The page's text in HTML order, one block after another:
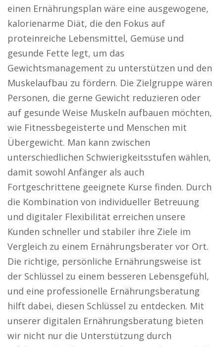
einen Ernährungsplan wäre eine ausgewogene,
kalorienarme Diät, die den Fokus auf
proteinreiche Lebensmittel, Gemüse und
gesunde Fette legt, um das
Gewichtsmanagement zu unterstützen und den
Muskelaufbau zu fördern. Die Zielgruppe wären
Personen, die gerne Gewicht reduzieren oder
auf gesunde Weise Muskeln aufbauen möchten,
wie Fitnessbegeisterte und Menschen mit
Übergewicht. Man kann zwischen
unterschiedlichen Schwierigkeitsstufen wählen,
damit sowohl Anfänger als auch
Fortgeschrittene geeignete Kurse finden. Durch
die Kombination von individueller Betreuung
und digitaler Flexibilität erreichen unsere
Kunden schneller und stabiler ihre Ziele im
Vergleich zu einem Ernährungsberater vor Ort.
Die richtige, persönliche Ernährungsweise ist
der Schlüssel zu einem besseren Lebensgefühl,
und eine professionelle Ernährungsberatung
hilft dabei, diesen Schlüssel zu entdecken. Mit
unserer digitalen Ernährungsberatung bieten
wir nicht nur die Unterstützung durch